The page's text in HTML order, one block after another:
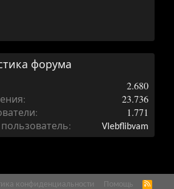
форума
2.680
23.736
1.771
Vlebflibvam
конфиденциальности Помощь R